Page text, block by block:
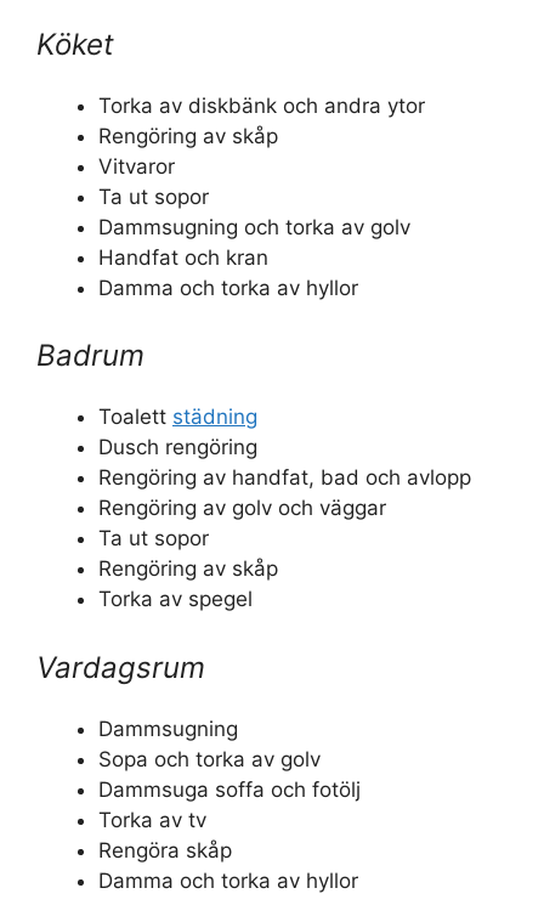
Köket
Torka av diskbänk och andra ytor
Rengöring av skåp
Vitvaror
Ta ut sopor
Dammsugning och torka av golv
Handfat och kran
Damma och torka av hyllor
Badrum
Toalett städning
Dusch rengöring
Rengöring av handfat, bad och avlopp
Rengöring av golv och väggar
Ta ut sopor
Rengöring av skåp
Torka av spegel
Vardagsrum
Dammsugning
Sopa och torka av golv
Dammsuga soffa och fotölj
Torka av tv
Rengöra skåp
Damma och torka av hyllor